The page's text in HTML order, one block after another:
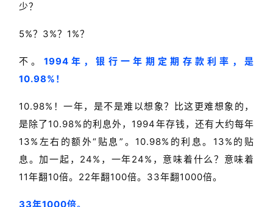
少？
5%？3%？1%？
不。 1994年，银行一年期定期存款利率，是
10.98%！
10.98%！ 一年，是不是难以想象？比这更难想象的，
是除了10.98%的利息外，1994年存钱，还有大约每年
13%左右的额外“贴息”。10.98%的利息。13%的贴
息。加一起，24%，一年24%，意味着什么？意味着
11年翻10倍。22年翻100倍。33年翻1000倍。
33年1000倍。